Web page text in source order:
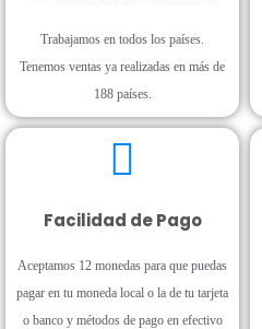
Trabajamos en todos los países.
Tenemos ventas ya realizadas en más de
188 países.
Facilidad de Pago
Aceptamos 12 monedas para que puedas
pagar en tu moneda local o la de tu tarjeta
o banco y métodos de pago en efectivo